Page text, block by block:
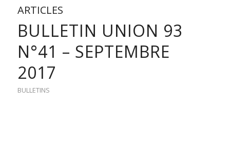
ARTICLES
BULLETIN UNION 93
N°41 – SEPTEMBRE
2017
BULLETINS